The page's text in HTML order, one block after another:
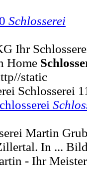
Schlosserei
Ihr
Home
static
Schlosserei
Martin
In ...
- Ihr